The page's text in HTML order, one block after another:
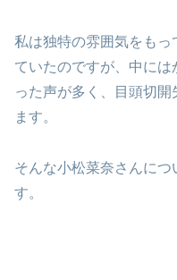
私は独特の雰囲気をもっ
ていたのですが、中に
った声が多く、目頭切
ます。
そんな小松菜奈さんにつ
す。